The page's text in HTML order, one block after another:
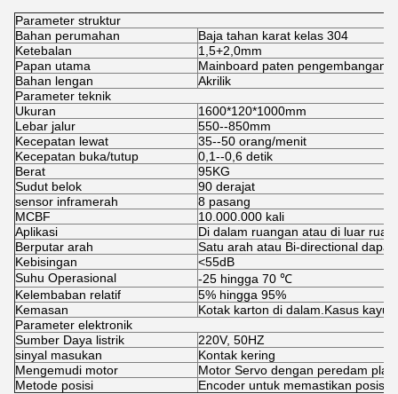
Parameter struktur
Bahan perumahan
Baja tahan karat kelas 304
Ketebalan
1,5+2,0mm
Papan utama
Mainboard paten pengembangan
Bahan lengan
Akrilik
Parameter teknik
Ukuran
1600*120*1000mm
Lebar jalur
550--850mm
Kecepatan lewat
35--50 orang/menit
Kecepatan buka/tutup
0,1--0,6 detik
Berat
95KG
Sudut belok
90 derajat
sensor inframerah
8 pasang
MCBF
10.000.000 kali
Aplikasi
Di dalam ruangan atau di luar
Berputar arah
Satu arah atau Bi-directional dapat
Kebisingan
<55dB
Suhu Operasional
-25 hingga 70 ℃
Kelembaban relatif
5% hingga 95%
Kemasan
Kotak karton di dalam.Kasus kayu
Parameter elektronik
Sumber Daya listrik
220V, 50HZ
sinyal masukan
Kontak kering
Mengemudi motor
Motor Servo dengan peredam
Metode posisi
Encoder untuk memastikan posisi